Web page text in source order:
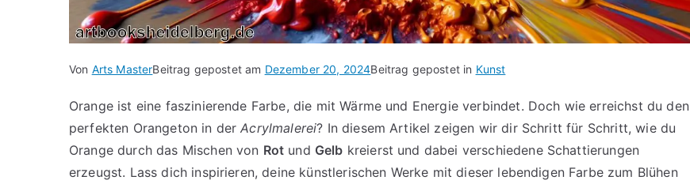
Von Arts MasterBeitrag gepostet am Dezember 20, 2024Beitrag gepostet in Kunst
Orange ist eine faszinierende Farbe, die mit Wärme und Energie verbindet. Doch wie erreichst du den
perfekten Orangeton in derAcrylmalerei? In diesem Artikel zeigen wir dir Schritt für Schritt, wie du
Orange durch das Mischen von Rot und Gelb kreierst und dabei verschiedene Schattierungen
erzeugst. Lass dich inspirieren, deine künstlerischen Werke mit dieser lebendigen Farbe zum Blühen